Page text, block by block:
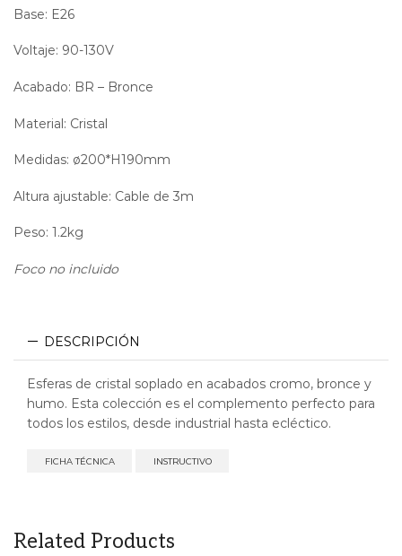
Base: E26
Voltaje: 90-130V
Acabado: BR – Bronce
Material: Cristal
Medidas: ø200*H190mm
Altura ajustable: Cable de 3m
Peso: 1.2kg
Foco no incluido
DESCRIPCIÓN
Esferas de cristal soplado en acabados cromo, bronce y
humo. Esta colección es el complemento perfecto para
todos los estilos, desde industrial hasta ecléctico.
FICHA TÉCNICA INSTRUCTIVO
Related Products